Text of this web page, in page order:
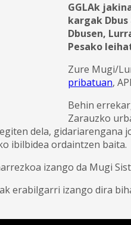
GGLAk
kargak
Dbusen,
Pesako
Zure Mugi/
pribatuan,
Behin
Zarauzko
dela,
ibilbidea ordaintzen baita.
izango da Mugi
erabilgarri izango dira